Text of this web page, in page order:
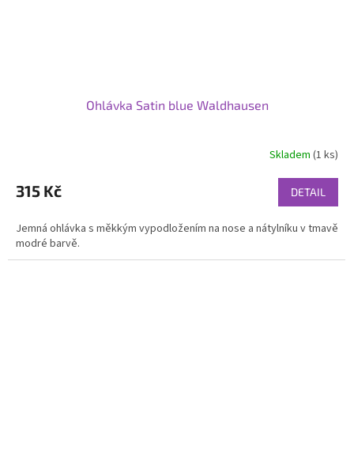
Ohlávka Satin blue Waldhausen
Skladem (1 ks)
315 Kč DETAIL
Jemná ohlávka s měkkým vypodložením na nose a nátylníku v tmavě
modré barvě.